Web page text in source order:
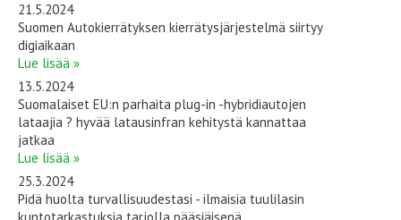
21.5.2024
Suomen Autokierrätyksen kierrätysjärjestelmä siirtyy
digiaikaan
Lue lisää »
13.5.2024
Suomalaiset EU:n parhaita plug-in -hybridiautojen
lataajia ? hyvää latausinfran kehitystä kannattaa
jatkaa
Lue lisää »
25.3.2024
Pidä huolta turvallisuudestasi - ilmaisia tuulilasin